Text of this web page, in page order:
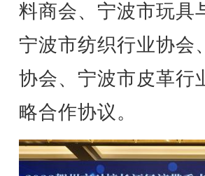
料商会、宁波市玩具
宁波市纺织行业协会
协会、宁波市皮革行
略合作协议。